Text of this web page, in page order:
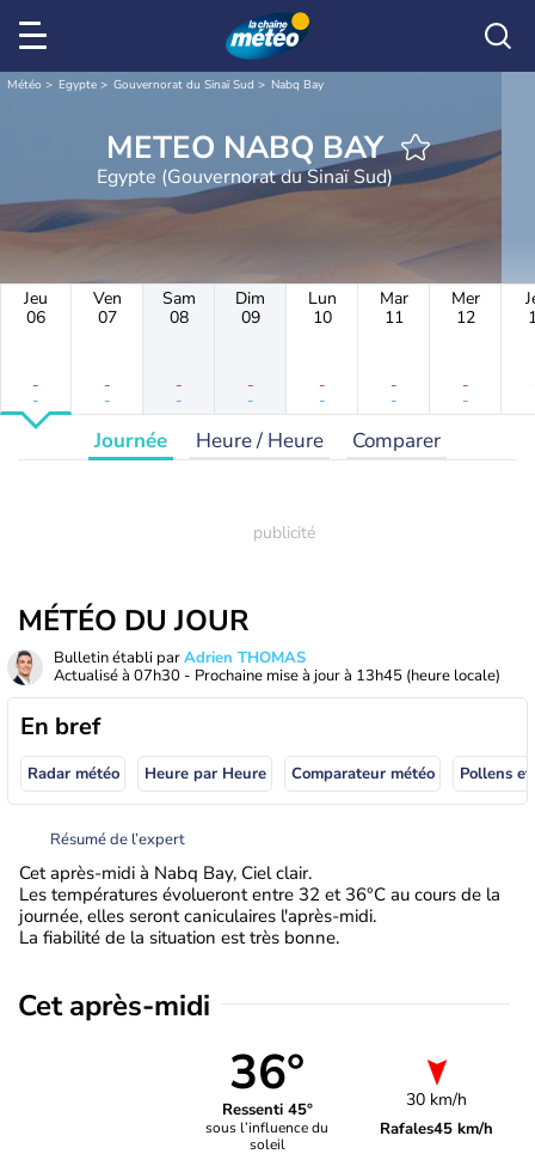
Météo Egypte Gouvernorat du Sinaï Sud Nabq Bay
METEO NABQ BAY
Egypte (Gouvernorat du Sinaï Sud)
Jeu
06
-
-
Ven
07
-
-
Sam
08
-
-
Dim
09
-
-
Lun
10
-
-
Mar
11
-
-
Mer
12
-
-
Journée Heure / Heure Comparer
MÉTÉO DU JOUR
Bulletin établi parAdrien THOMAS
Actualisé à 07h30 - Prochaine mise à jour à 13h45 (heure locale)
En bref
Radar météo Heure par Heure Comparateur météo Pollens
Résumé de l’expert
Cet après-midi à Nabq Bay, Ciel clair.
Les températures évolueront entre 32 et 36°C au cours de la
journée, elles seront caniculaires l'après-midi.
La fiabilité de la situation est très bonne.
Cet après-midi
36°
Ressenti 45°
sous l’influence du
soleil
30 km/h
Rafales45 km/h